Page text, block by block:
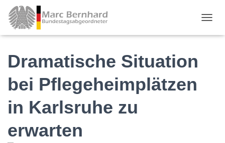
Dramatische Situation
bei Pflegeheimplätzen
in Karlsruhe zu
erwarten